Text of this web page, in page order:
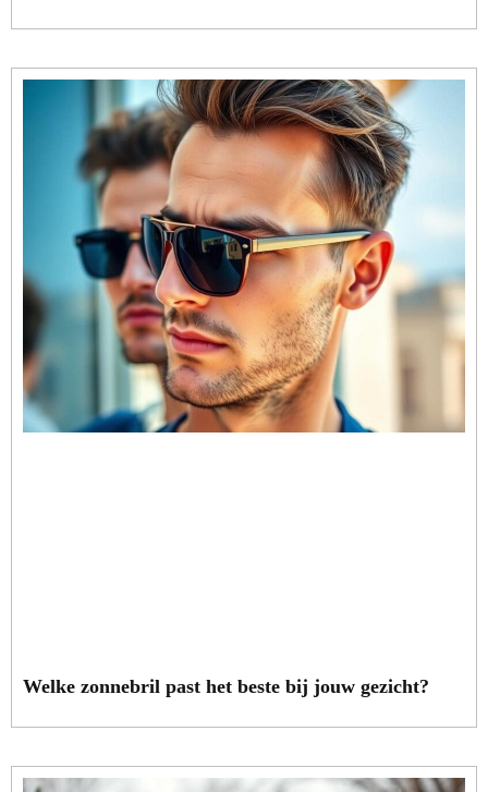
Welke zonnebril past het beste bij jouw gezicht?